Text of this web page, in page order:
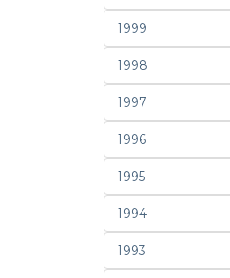
1999
1998
1997
1996
1995
1994
1993